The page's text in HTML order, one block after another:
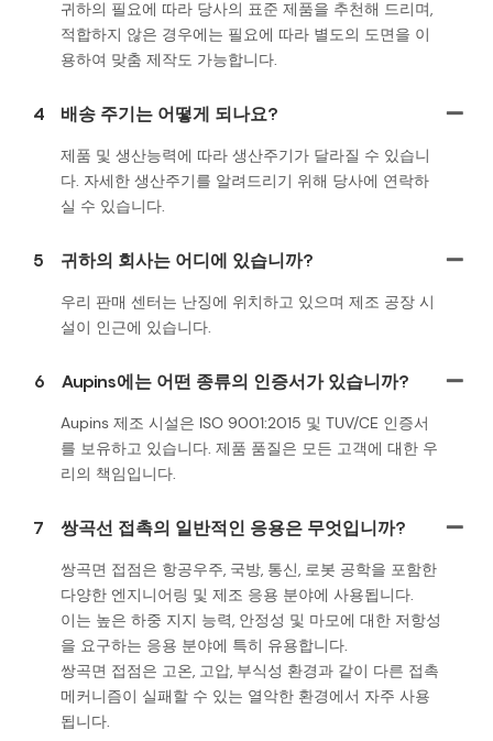
귀하의 필요에 따라 당사의 표준 제품을 추천해 드리며,
적합하지 않은 경우에는 필요에 따라 별도의 도면을 이
용하여 맞춤 제작도 가능합니다.
4 배송 주기는 어떻게 되나요?
제품 및 생산능력에 따라 생산주기가 달라질 수 있습니
다. 자세한 생산주기를 알려드리기 위해 당사에 연락하
실 수 있습니다.
5 귀하의 회사는 어디에 있습니까?
우리 판매 센터는 난징에 위치하고 있으며 제조 공장 시
설이 인근에 있습니다.
6 Aupins에는 어떤 종류의 인증서가 있습니까?
Aupins 제조 시설은 ISO 9001:2015 및 TUV/CE 인증서
를 보유하고 있습니다. 제품 품질은 모든 고객에 대한 우
리의 책임입니다.
7 쌍곡선 접촉의 일반적인 응용은 무엇입니까?
쌍곡면 접점은 항공우주, 국방, 통신, 로봇 공학을 포함한
다양한 엔지니어링 및 제조 응용 분야에 사용됩니다.
이는 높은 하중 지지 능력, 안정성 및 마모에 대한 저항성
을 요구하는 응용 분야에 특히 유용합니다.
쌍곡면 접점은 고온, 고압, 부식성 환경과 같이 다른 접촉
메커니즘이 실패할 수 있는 열악한 환경에서 자주 사용
됩니다.